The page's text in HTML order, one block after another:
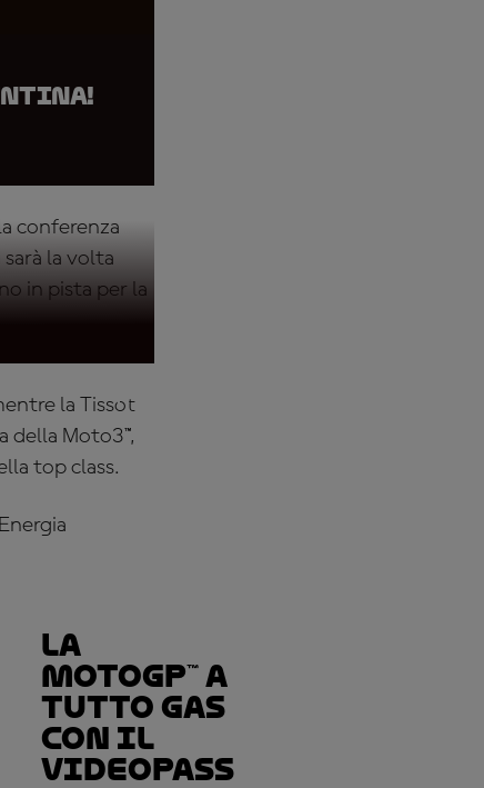
conferenza
la volta
in pista per la
la Tissot
della Moto3™,
top class.
La
MotoGP™ a
tutto gas
con il
VideoPass